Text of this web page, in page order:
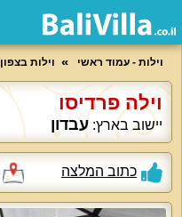
וילות - עמוד ראשי וילות בצפון
וילה פרדיסו
יישוב בארץ: עבדון
כתוב המלצה